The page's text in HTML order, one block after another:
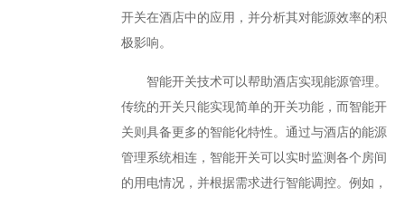
开关在酒店中的应用，并分析其对能源效率的积
极影响。
智能开关技术可以帮助酒店实现能源管理。
传统的开关只能实现简单的开关功能，而智能开
关则具备更多的智能化特性。通过与酒店的能源
管理系统相连，智能开关可以实时监测各个房间
的用电情况，并根据需求进行智能调控。例如，